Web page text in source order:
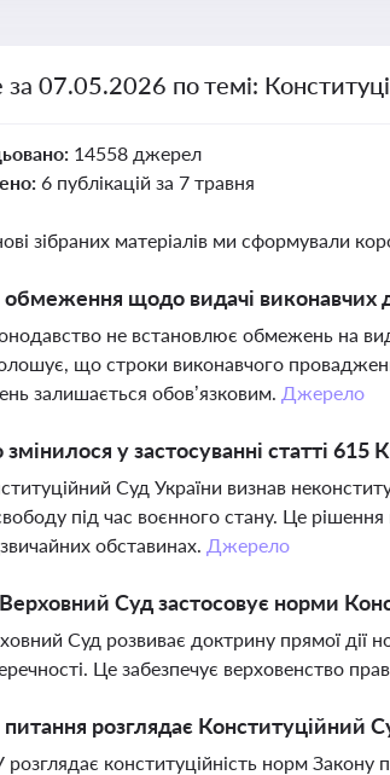
за 07.05.2026 по темі:
14558 джерел
6 публікацій за 7 травня
зібраних матеріалів ми сформували
обмеження щодо видачі виконавчих
не встановлює обмежень на
що строки виконавчого
залишається обов’язковим. Джерело
у застосуванні статті 615
Суд України визнав
під час воєнного стану. Це
обставинах. Джерело
Суд застосовує норми
Суд розвиває доктрину прямої дії
Це забезпечує верховенство
питання розглядає Конституційний
розглядає конституційність норм